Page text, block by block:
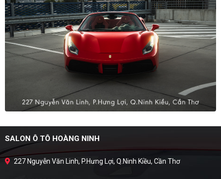
SALON Ô TÔ HOÀNG NINH
227 Nguyễn Văn Linh, P.Hưng Lợi, Q.Ninh Kiều, Cần Thơ